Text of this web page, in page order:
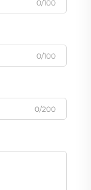
0/100
0/100
0/200